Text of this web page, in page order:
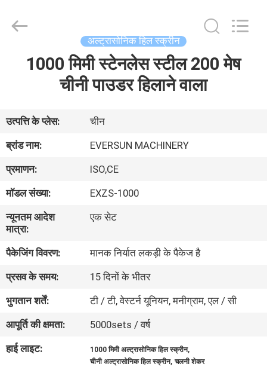
वीआर
दिखाएँ
हमारे
बारे
में
कारखाना
भ्रमण
गुणवत्ता
अल्ट्रासोनिक हिल स्क्रीन
1000 मिमी स्टेनलेस स्टील 200 मेष
चीनी पाउडर हिलाने वाला
उत्पत्ति के प्लेस:
चीन
ब्रांड नाम:
EVERSUN MACHINERY
प्रमाणन:
ISO,CE
मॉडल संख्या:
EXZS-1000
न्यूनतम आदेश
मात्रा:
एक सेट
पैकेजिंग विवरण:
मानक निर्यात लकड़ी के पैकेज है
प्रसव के समय:
15 दिनों के भीतर
भुगतान शर्तें:
टी / टी, वेस्टर्न यूनियन, मनीग्राम, एल / सी
आपूर्ति की क्षमता:
5000sets / वर्ष
हाई लाइट:
1000 मिमी अल्ट्रासोनिक हिल स्क्रीन,
चीनी अल्ट्रासोनिक हिल स्क्रीन,चलनी शेकर